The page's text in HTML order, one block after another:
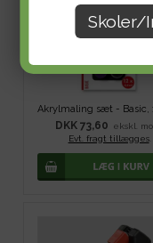
Skoler/
DKK 73,60
ekskl.
Evt. fragt tillægges.